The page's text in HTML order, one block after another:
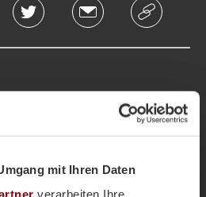
mit Ihren Daten
verarbeiten Ihre